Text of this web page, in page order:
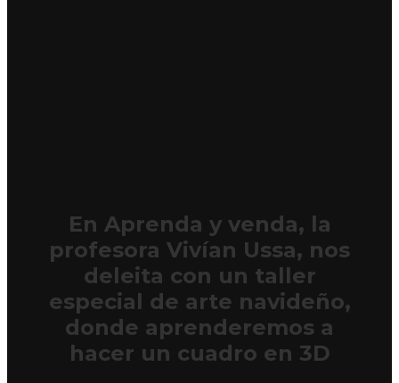
En Aprenda y venda, la
profesora Vivían Ussa, nos
deleita con un taller
especial de arte navideño,
donde aprenderemos a
hacer un cuadro en 3D